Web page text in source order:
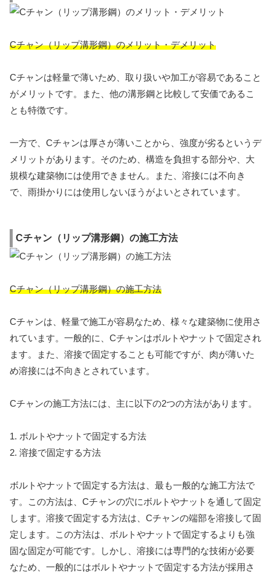
Cチャン（リップ溝形鋼）のメリット・デメリット
Cチャンは軽量で薄いため、取り扱いや加工が容易であること
がメリットです。また、他の溝形鋼と比較して安価であるこ
とも特徴です。
一方で、Cチャンは厚さが薄いことから、強度が劣るというデ
メリットがあります。そのため、構造を負担する部分や、大
規模な建築物には使用できません。また、溶接には不向き
で、雨掛かりには使用しないほうがよいとされています。
Cチャン（リップ溝形鋼）の施工方法
Cチャン（リップ溝形鋼）の施工方法
Cチャンは、軽量で施工が容易なため、様々な建築物に使用さ
れています。一般的に、Cチャンはボルトやナットで固定され
ます。また、溶接で固定することも可能ですが、肉が薄いた
め溶接には不向きとされています。
Cチャンの施工方法には、主に以下の2つの方法があります。
1. ボルトやナットで固定する方法
2. 溶接で固定する方法
ボルトやナットで固定する方法は、最も一般的な施工方法で
す。この方法は、Cチャンの穴にボルトやナットを通して固定
します。溶接で固定する方法は、Cチャンの端部を溶接して固
定します。この方法は、ボルトやナットで固定するよりも強
固な固定が可能です。しかし、溶接には専門的な技術が必要
なため、一般的にはボルトやナットで固定する方法が採用さ